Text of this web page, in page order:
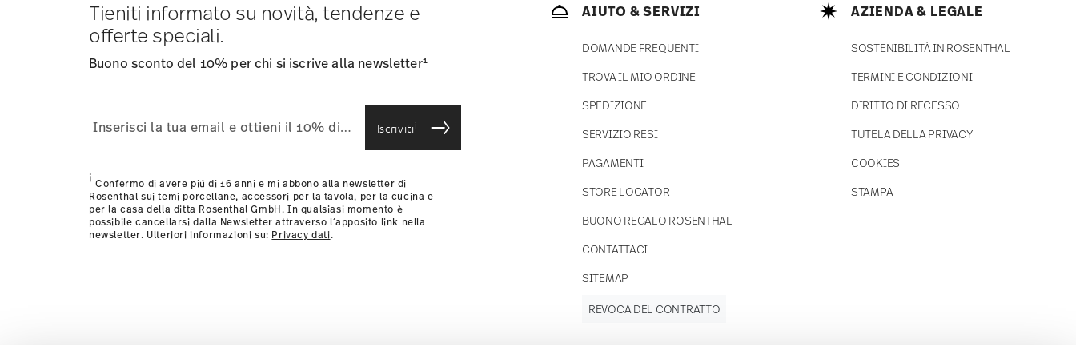
consegna per altri paesiqui.
Fornitore del servizio di spedizione: Spediamo con UPS (consegna standard) in Italia.
Tracciabilità Riceverete un codice di tracciamento via e-mail non appena il vostro pacco verrà spedito.
Resi:Per i resi, si prega di utilizzare il nostroservizio resi.
Tieniti informato su novità, tendenze e
offerte speciali.
Buono sconto del 10% per chi si iscrive alla newsletter1
Iscrivitii
i Confermo di avere piú di 16 anni e mi abbono alla newsletter di
Rosenthal sui temi porcellane, accessori per la tavola, per la cucina e
per la casa della ditta Rosenthal GmbH. In qualsiasi momento è
possibile cancellarsi dalla Newsletter attraverso l´apposito link nella
newsletter. Ulteriori informazioni su: Privacy dati.
AIUTO & SERVIZI
DOMANDE FREQUENTI
TROVA IL MIO ORDINE
SPEDIZIONE
SERVIZIO RESI
PAGAMENTI
STORE LOCATOR
BUONO REGALO ROSENTHAL
CONTATTACI
SITEMAP
AZIENDA & LEGALE
SOSTENIBILITÀ IN ROSENTHAL
TERMINI E CONDIZIONI
DIRITTO DI RECESSO
TUTELA DELLA PRIVACY
COOKIES
STAMPA
REVOCA DEL CONTRATTO